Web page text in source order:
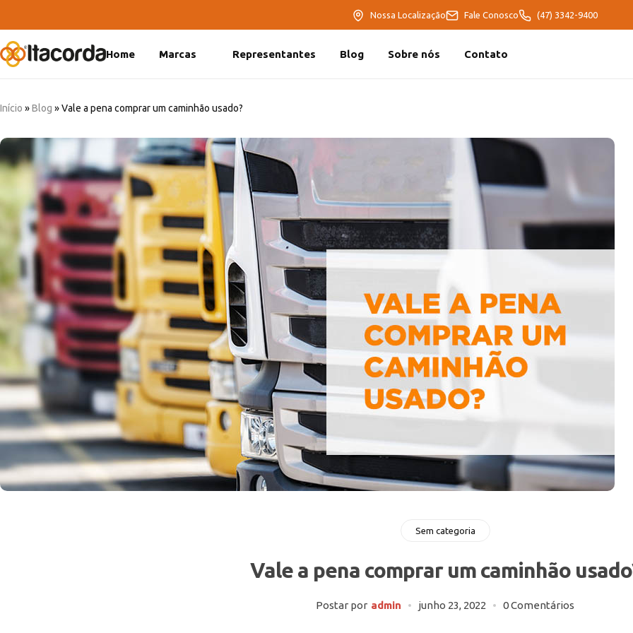
Nossa Localização Fale Conosco (47) 3342-9400
Home Marcas Representantes Blog Sobre nós Contato
Início »Blog »Vale a pena comprar um caminhão usado?
Sem categoria
Vale a pena comprar um caminhão
Postar por admin junho 23, 2022 0 Comentários
DeltaFix